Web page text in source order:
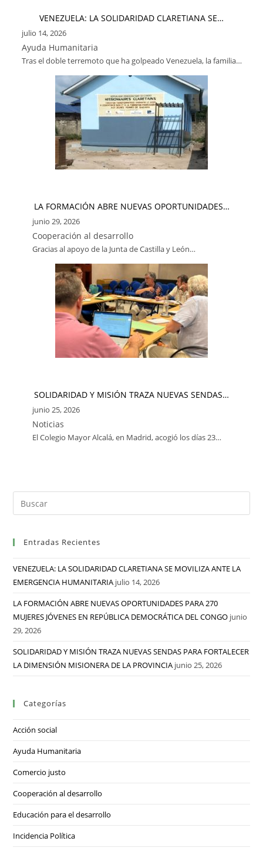
VENEZUELA: LA SOLIDARIDAD CLARETIANA SE…
julio 14, 2026
Ayuda Humanitaria
Tras el doble terremoto que ha golpeado Venezuela, la familia…
LA FORMACIÓN ABRE NUEVAS OPORTUNIDADES…
junio 29, 2026
Cooperación al desarrollo
Gracias al apoyo de la Junta de Castilla y León…
SOLIDARIDAD Y MISIÓN TRAZA NUEVAS SENDAS…
junio 25, 2026
Noticias
El Colegio Mayor Alcalá, en Madrid, acogió los días 23…
Entradas Recientes
VENEZUELA: LA SOLIDARIDAD CLARETIANA SE MOVILIZA ANTE LA
EMERGENCIA HUMANITARIA julio 14, 2026
LA FORMACIÓN ABRE NUEVAS OPORTUNIDADES PARA 270
MUJERES JÓVENES EN REPÚBLICA DEMOCRÁTICA DEL CONGO junio
29, 2026
SOLIDARIDAD Y MISIÓN TRAZA NUEVAS SENDAS PARA FORTALECER
LA DIMENSIÓN MISIONERA DE LA PROVINCIA junio 25, 2026
Categorías
Acción social
Ayuda Humanitaria
Comercio justo
Cooperación al desarrollo
Educación para el desarrollo
Incidencia Política